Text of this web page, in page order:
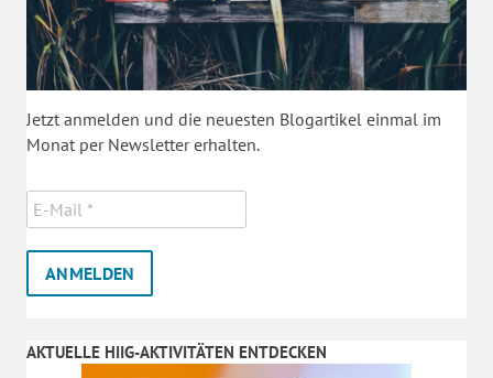
Jetzt anmelden und die neuesten Blogartikel einmal im
Monat per Newsletter erhalten.
AKTUELLE HIIG-AKTIVITÄTEN ENTDECKEN